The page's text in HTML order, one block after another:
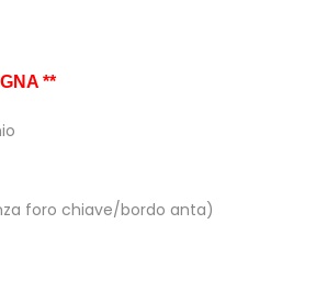
**
foro chiave/bordo anta)